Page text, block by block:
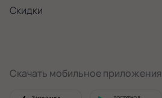
Скидки
Скачать мобильное приложения